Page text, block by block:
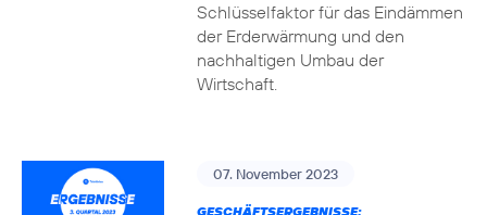
Schlüsselfaktor für das Eindämmen
der Erderwärmung und den
nachhaltigen Umbau der
Wirtschaft.
07. November 2023
GESCHÄFTSERGEBNISSE: